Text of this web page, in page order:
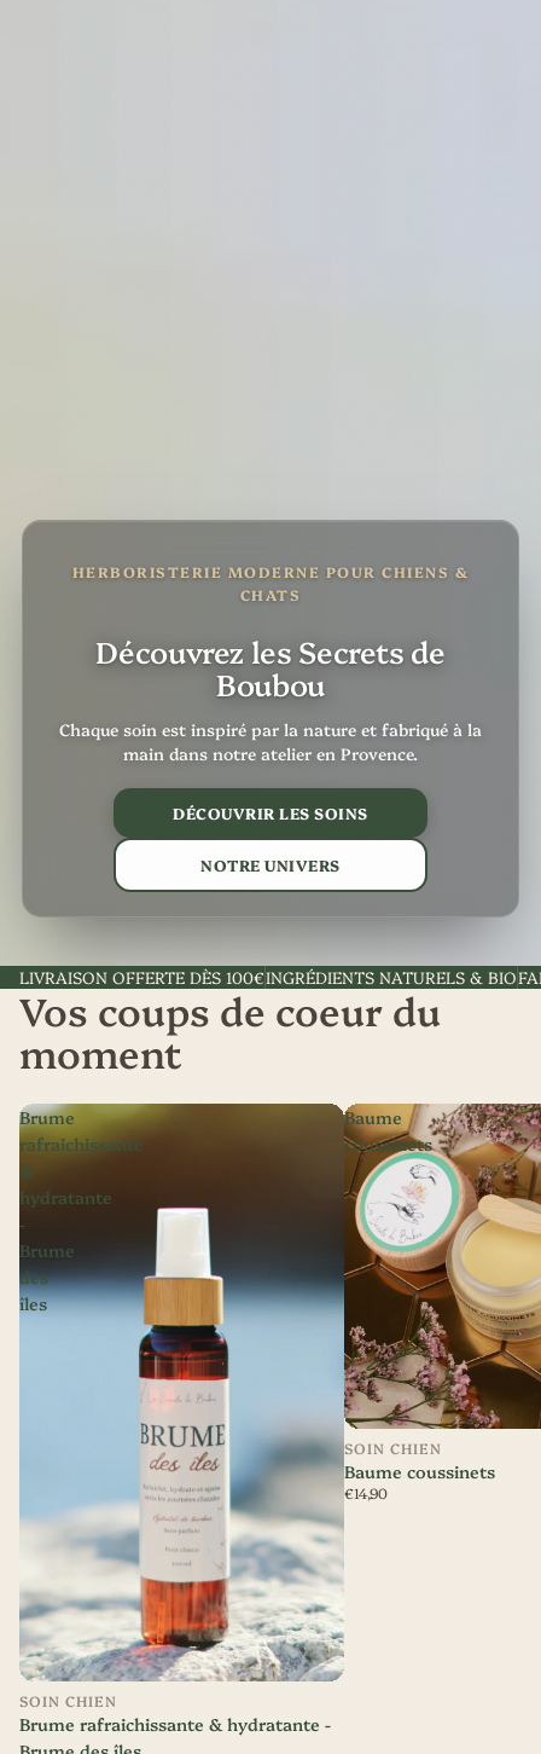
HERBORISTERIE MODERNE POUR CHIENS &
CHATS
Découvrez les Secrets de
Boubou
Chaque soin est inspiré par la nature et fabriqué à la
main dans notre atelier en Provence.
DÉCOUVRIR LES SOINS
NOTRE UNIVERS
LIVRAISON OFFERTE DÈS 100€INGRÉDIENTS NATURELS & BIO
Vos coups de coeur du
moment
Brume
rafraichissante
&
hydratante
-
Brume
des
îles
Nouveauté
SOIN CHIEN
Brume rafraichissante & hydratante -
Baume
coussinets
SOIN CHIEN
Baume coussinets
€14,90